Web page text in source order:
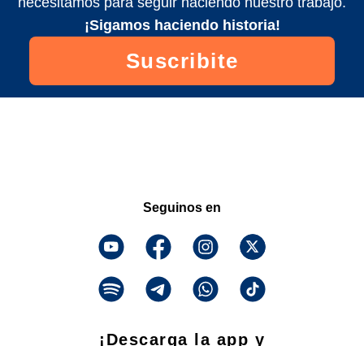
¡Sigamos haciendo historia!
Suscribite
Seguinos en
¡Descarga la app y